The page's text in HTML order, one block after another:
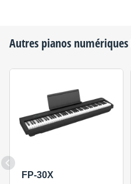
Autres pianos numériques
FP-30X